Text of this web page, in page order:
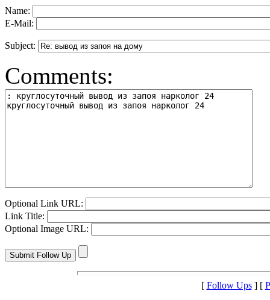
Name:
E-Mail:
Subject:
Comments:
Optional Link URL:
Link Title:
Optional Image URL:
[ Follow Ups] [